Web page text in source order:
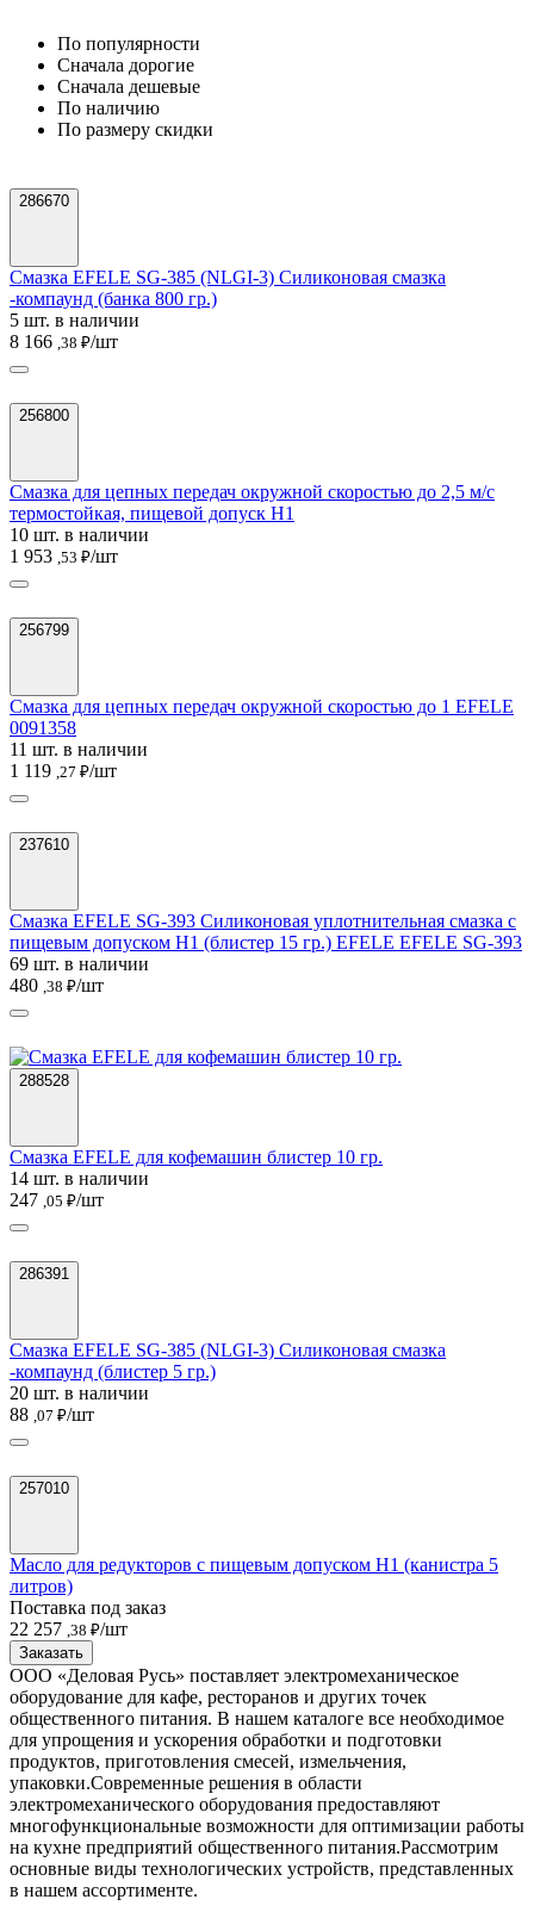
По популярности
Cначала дорогие
Cначала дешевые
По наличию
По размеру скидки
286670
Смазка EFELE SG-385 (NLGI-3) Силиконовая смазка
-компаунд (банка 800 гр.)
5 шт. в наличии
8 166 ,38 ₽/шт
256800
Смазка для цепных передач окружной скоростью до 2,5 м/с
термостойкая, пищевой допуск H1
10 шт. в наличии
1 953 ,53 ₽/шт
256799
Смазка для цепных передач окружной скоростью до 1 EFELE
0091358
11 шт. в наличии
1 119 ,27 ₽/шт
237610
Смазка EFELE SG-393 Силиконовая уплотнительная смазка с
пищевым допуском Н1 (блистер 15 гр.) EFELE EFELE SG-393
69 шт. в наличии
480 ,38 ₽/шт
288528
Смазка EFELE для кофемашин блистер 10 гр.
14 шт. в наличии
247 ,05 ₽/шт
286391
Смазка EFELE SG-385 (NLGI-3) Силиконовая смазка
-компаунд (блистер 5 гр.)
20 шт. в наличии
88 ,07 ₽/шт
257010
Масло для редукторов с пищевым допуском H1 (канистра 5
литров)
Поставка под заказ
22 257 ,38 ₽/шт
Заказать
ООО «Деловая Русь» поставляет электромеханическое
оборудование для кафе, ресторанов и других точек
общественного питания. В нашем каталоге все необходимое
для упрощения и ускорения обработки и подготовки
продуктов, приготовления смесей, измельчения,
упаковки.Современные решения в области
электромеханического оборудования предоставляют
многофункциональные возможности для оптимизации работы
на кухне предприятий общественного питания.Рассмотрим
основные виды технологических устройств, представленных
в нашем ассортименте.